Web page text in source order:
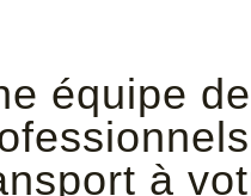
équipe de
à